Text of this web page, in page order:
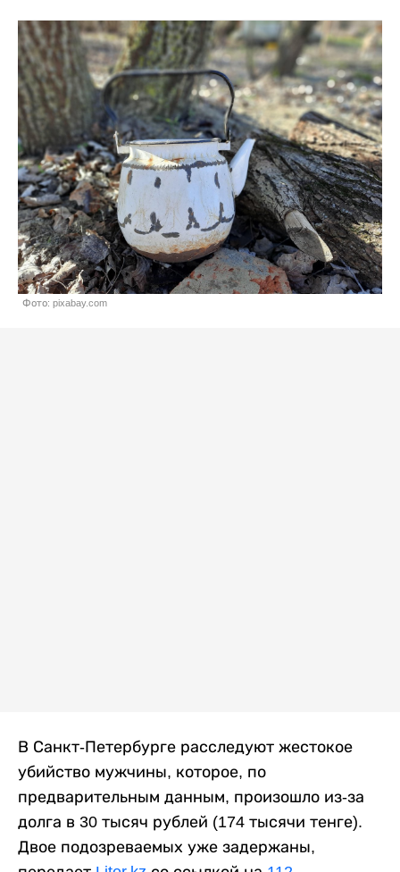
Фото: pixabay.com
В Санкт-Петербурге расследуют жестокое
убийство мужчины, которое, по
предварительным данным, произошло из-за
долга в 30 тысяч рублей (174 тысячи тенге).
Двое подозреваемых уже задержаны,